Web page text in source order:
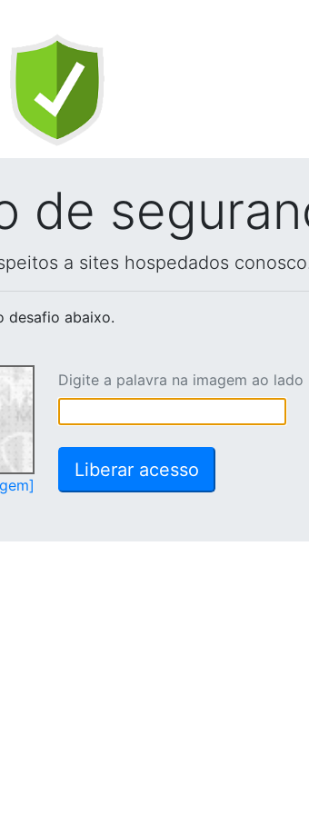
de
a sites hospedados
desafio abaixo.
Digite a palavra na imagem ao